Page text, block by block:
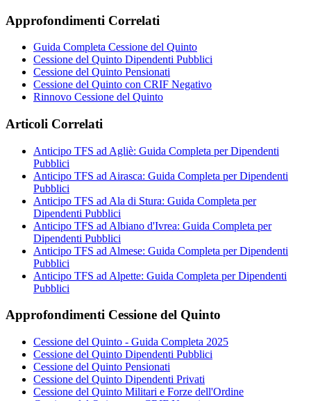
Approfondimenti Correlati
Guida Completa Cessione del Quinto
Cessione del Quinto Dipendenti Pubblici
Cessione del Quinto Pensionati
Cessione del Quinto con CRIF Negativo
Rinnovo Cessione del Quinto
Articoli Correlati
Anticipo TFS ad Agliè: Guida Completa per Dipendenti
Pubblici
Anticipo TFS ad Airasca: Guida Completa per Dipendenti
Pubblici
Anticipo TFS ad Ala di Stura: Guida Completa per
Dipendenti Pubblici
Anticipo TFS ad Albiano d'Ivrea: Guida Completa per
Dipendenti Pubblici
Anticipo TFS ad Almese: Guida Completa per Dipendenti
Pubblici
Anticipo TFS ad Alpette: Guida Completa per Dipendenti
Pubblici
Approfondimenti Cessione del Quinto
Cessione del Quinto - Guida Completa 2025
Cessione del Quinto Dipendenti Pubblici
Cessione del Quinto Pensionati
Cessione del Quinto Dipendenti Privati
Cessione del Quinto Militari e Forze dell'Ordine